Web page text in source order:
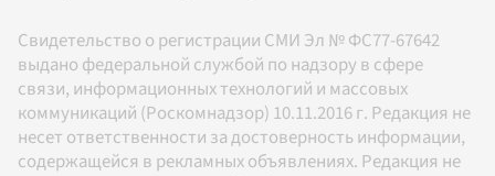
Свидетельство о регистрации СМИ Эл № ФС77-67642
выдано федеральной службой по надзору в сфере
связи, информационных технологий и массовых
коммуникаций (Роскомнадзор) 10.11.2016 г. Редакция не
несет ответственности за достоверность информации,
содержащейся в рекламных объявлениях. Редакция не